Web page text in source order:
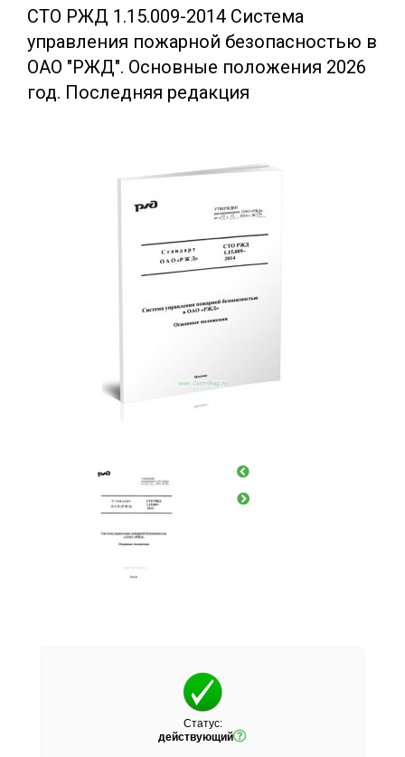
СТО РЖД 1.15.009-2014 Система
управления пожарной безопасностью в
ОАО "РЖД". Основные положения 2026
год. Последняя редакция
Статус:
действующий